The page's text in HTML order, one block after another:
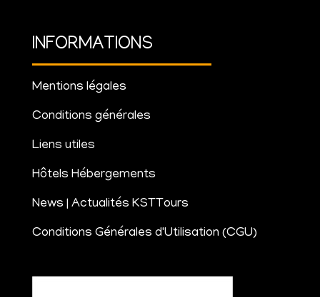
INFORMATIONS
Mentions légales
Conditions générales
Liens utiles
Hôtels Hébergements
News | Actualités KSTTours
Conditions Générales d'Utilisation (CGU)